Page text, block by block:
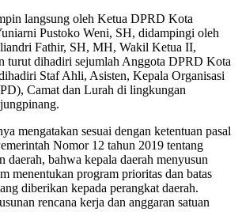
langsung oleh Ketua DPRD Kota
Pustoko Weni, SH, didampingi oleh
Fathir, SH, MH, Wakil Ketua II,
turut dihadiri sejumlah Anggota DPRD Kota
Staf Ahli, Asisten, Kepala Organisasi
Camat dan Lurah di lingkungan
mengatakan sesuai dengan ketentuan pasal
Nomor 12 tahun 2019 tentang
daerah, bahwa kepala daerah menyusun
menentukan program prioritas dan batas
diberikan kepada perangkat daerah.
rencana kerja dan anggaran satuan